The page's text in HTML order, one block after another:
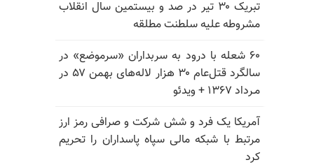
تبریک ۳۰ تیر در صد و بیستمین سال انقلاب
مشروطه علیه سلطنت مطلقه
۶۰ شعله با درود به سربداران «سرموضع» در
سالگرد قتل‌عام ۳۰ هزار لاله‌های بهمن ۵۷ در
مـرداد ۱۳۶۷ + ویدئو
آمریکا یک فرد و شش شرکت و صرافی رمز ارز
مرتبط با شبکه مالی سپاه پاسداران را تحریم
کرد